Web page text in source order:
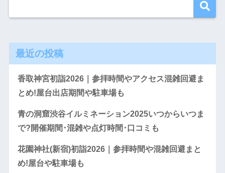
最近の投稿
香取神宮初詣2026｜参拝時間やアクセス混雑回避ま
とめ!屋台出店期間や駐車場も
青の洞窟渋谷イルミネーション2025いつからいつま
で?開催期間･混雑や点灯時間･口コミも
花園神社(新宿)初詣2026｜参拝時間や混雑回避まと
め!屋台や駐車場も